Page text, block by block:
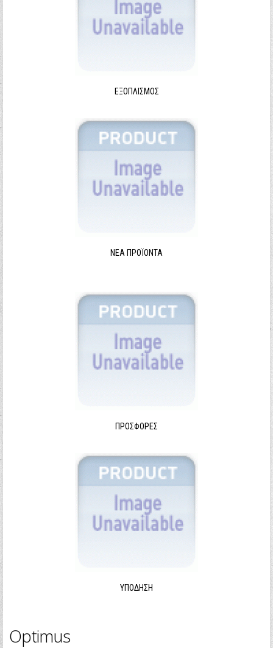
ΕΞΟΠΛΙΣΜΌΣ
ΝΈΑ ΠΡΟΪΌΝΤΑ
ΠΡΟΣΦΟΡΈΣ
ΥΠΌΔΗΣΗ
Optimus